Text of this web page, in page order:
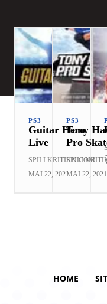
PS3
Guitar Hero
Live
SPILLKRITIKK.COM
-
MAI 22, 2021
PS3
Tony
Pro
-
MAI 22, 2021
-
HOME